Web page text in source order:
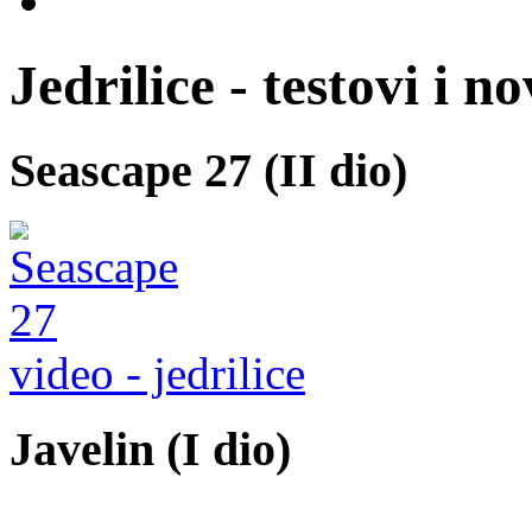
Jedrilice - testovi i
Seascape 27 (II dio)
video - jedrilice
Javelin (I dio)